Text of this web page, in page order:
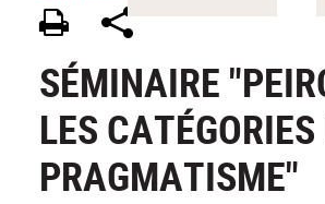
SÉMINAIRE
LES CATÉGORIES
PRAGMATISME"